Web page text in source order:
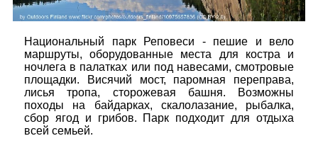
Национальный парк Реповеси - пешие и вело
маршруты, оборудованные места для костра и
ночлега в палатках или под навесами, смотровые
площадки. Висячий мост, паромная переправа,
лисья тропа, сторожевая башня. Возможны
походы на байдарках, скалолазание, рыбалка,
сбор ягод и грибов. Парк подходит для отдыха
всей семьей.